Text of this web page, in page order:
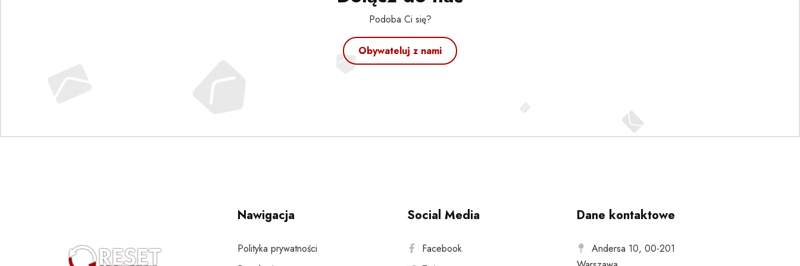
Podoba Ci się?
Obywateluj z nami
Nawigacja
Polityka prywatności
Social Media
Facebook
Dane kontaktowe
Andersa 10, 00-201